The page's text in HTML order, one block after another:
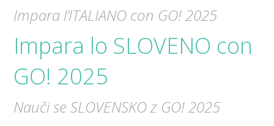
Impara l’ITALIANO con GO! 2025
Impara lo SLOVENO con
GO! 2025
Nauči se SLOVENSKO z GO! 2025